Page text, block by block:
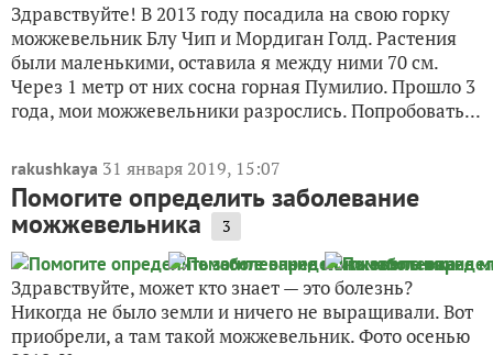
Здравствуйте! В 2013 году посадила на свою горку
можжевельник Блу Чип и Мордиган Голд. Растения
были маленькими, оставила я между ними 70 см.
Через 1 метр от них сосна горная Пумилио. Прошло 3
года, мои можжевельники разрослись. Попробовать...
rakushkaya 31 января 2019, 15:07
Помогите определить заболевание
можжевельника 3
Здравствуйте, может кто знает — это болезнь?
Никогда не было земли и ничего не выращивали. Вот
приобрели, а там такой можжевельник. Фото осенью